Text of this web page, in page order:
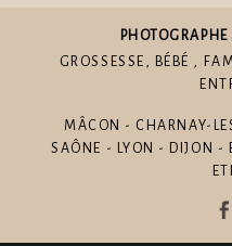
GROSSESSE , BÉBÉ ,
MÂCON - CHARNAY-
SAÔNE - LYON - DIJON -